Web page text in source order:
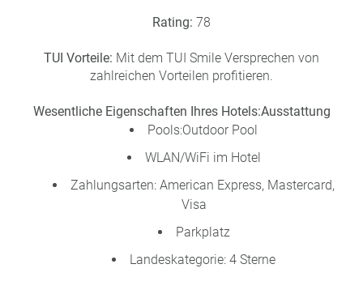
Rating: 78
TUI Vorteile: Mit dem TUI Smile Versprechen von
zahlreichen Vorteilen profitieren.
Wesentliche Eigenschaften Ihres Hotels:Ausstattung
Pools:Outdoor Pool
WLAN/WiFi im Hotel
Zahlungsarten: American Express, Mastercard,
Visa
Parkplatz
Landeskategorie: 4 Sterne